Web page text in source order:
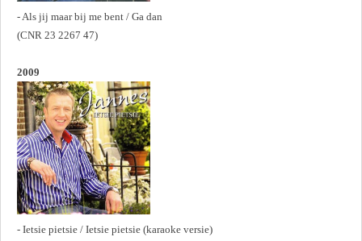
- Als jij maar bij me bent / Ga dan
(CNR 23 2267 47)
2009
- Ietsie pietsie / Ietsie pietsie (karaoke versie)